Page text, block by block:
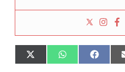
Compartir
en
X
(
Compartir
en
W
h en
F
a